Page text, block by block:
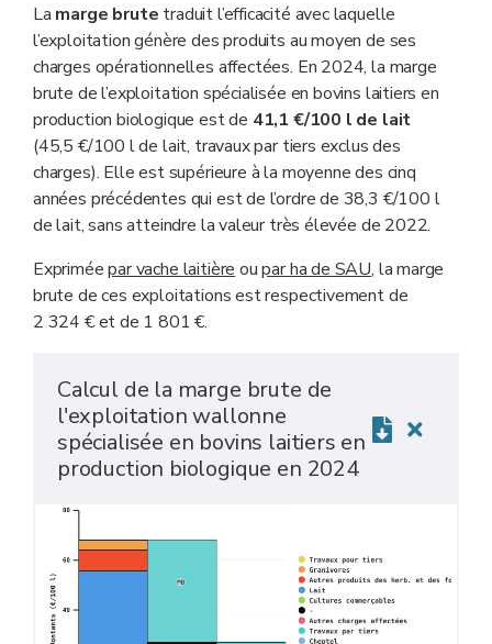
La marge brute traduit l’efficacité avec laquelle
l’exploitation génère des produits au moyen de ses
charges opérationnelles affectées. En 2024, la marge
brute de l’exploitation spécialisée en bovins laitiers en
production biologique est de 41,1 €/100 l de lait
(45,5 €/100 l de lait, travaux par tiers exclus des
charges). Elle est supérieure à la moyenne des cinq
années précédentes qui est de l’ordre de 38,3 €/100 l
de lait, sans atteindre la valeur très élevée de 2022.
Expriméepar vache laitière oupar ha de SAU, la marge
brute de ces exploitations est respectivement de
2 324 € et de 1 801 €.
Calcul de la marge brute de
l'exploitation wallonne
spécialisée en bovins laitiers en
production biologique en 2024